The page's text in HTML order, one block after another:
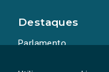
Destaques
Parlamento